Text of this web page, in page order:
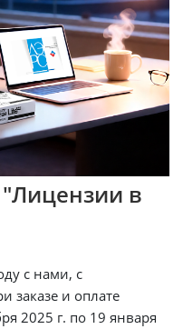
в
с нами, с
заказе и оплате
2025 г. по 19 января